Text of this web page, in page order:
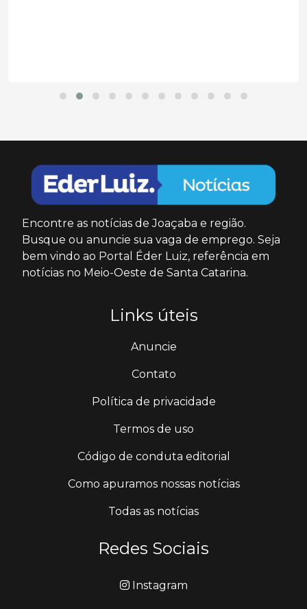
Encontre as notícias de Joaçaba e região.
Busque ou anuncie sua vaga de emprego. Seja
bem vindo ao Portal Éder Luiz, referência em
notícias no Meio-Oeste de Santa Catarina.
Links úteis
Anuncie
Contato
Política de privacidade
Termos de uso
Código de conduta editorial
Como apuramos nossas notícias
Todas as notícias
Redes Sociais
Instagram